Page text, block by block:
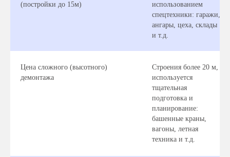
(постройки до 15м)
использованием
спецтехники: гаражи,
ангары, цеха, склады
и т.д.
Цена сложного (высотного)
демонтажа
Строения более 20 м,
используется
тщательная
подготовка и
планирование:
башенные краны,
вагоны, летная
техника и т.д.